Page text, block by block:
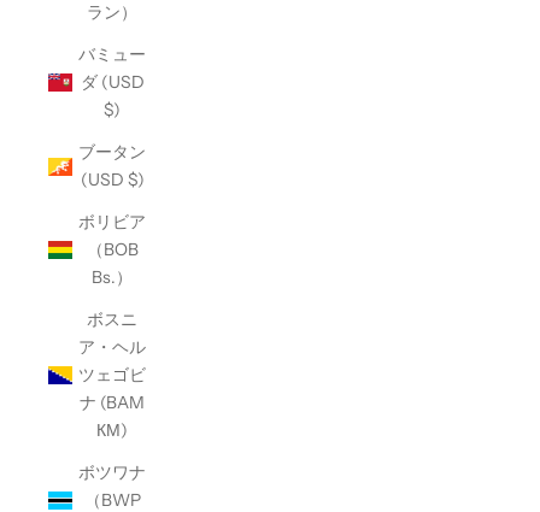
ラン）
バミュー
ダ (USD
$)
ブータン
(USD $)
ボリビア
（BOB
Bs.）
ボスニ
ア・ヘル
ツェゴビ
ナ (BAM
КМ)
ボツワナ
（BWP